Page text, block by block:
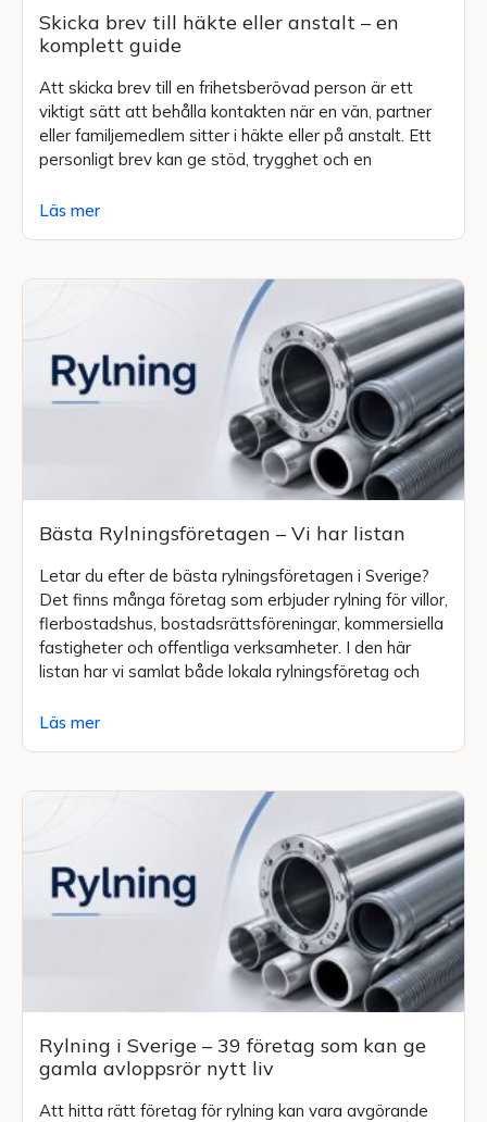
Skicka brev till häkte eller anstalt – en
komplett guide
Att skicka brev till en frihetsberövad person är ett
viktigt sätt att behålla kontakten när en vän, partner
eller familjemedlem sitter i häkte eller på anstalt. Ett
personligt brev kan ge stöd, trygghet och en
Läs mer
Bästa Rylningsföretagen – Vi har listan
Letar du efter de bästa rylningsföretagen i Sverige?
Det finns många företag som erbjuder rylning för villor,
flerbostadshus, bostadsrättsföreningar, kommersiella
fastigheter och offentliga verksamheter. I den här
listan har vi samlat både lokala rylningsföretag och
Läs mer
Rylning i Sverige – 39 företag som kan ge
gamla avloppsrör nytt liv
Att hitta rätt företag för rylning kan vara avgörande